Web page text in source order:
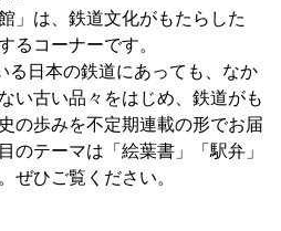
」は、鉄道文化がもたらした
るコーナーです。
る日本の鉄道にあっても、なか
い古い品々をはじめ、鉄道がも
の歩みを不定期連載の形でお届
のテーマは「絵葉書」「駅弁」
ぜひご覧ください。